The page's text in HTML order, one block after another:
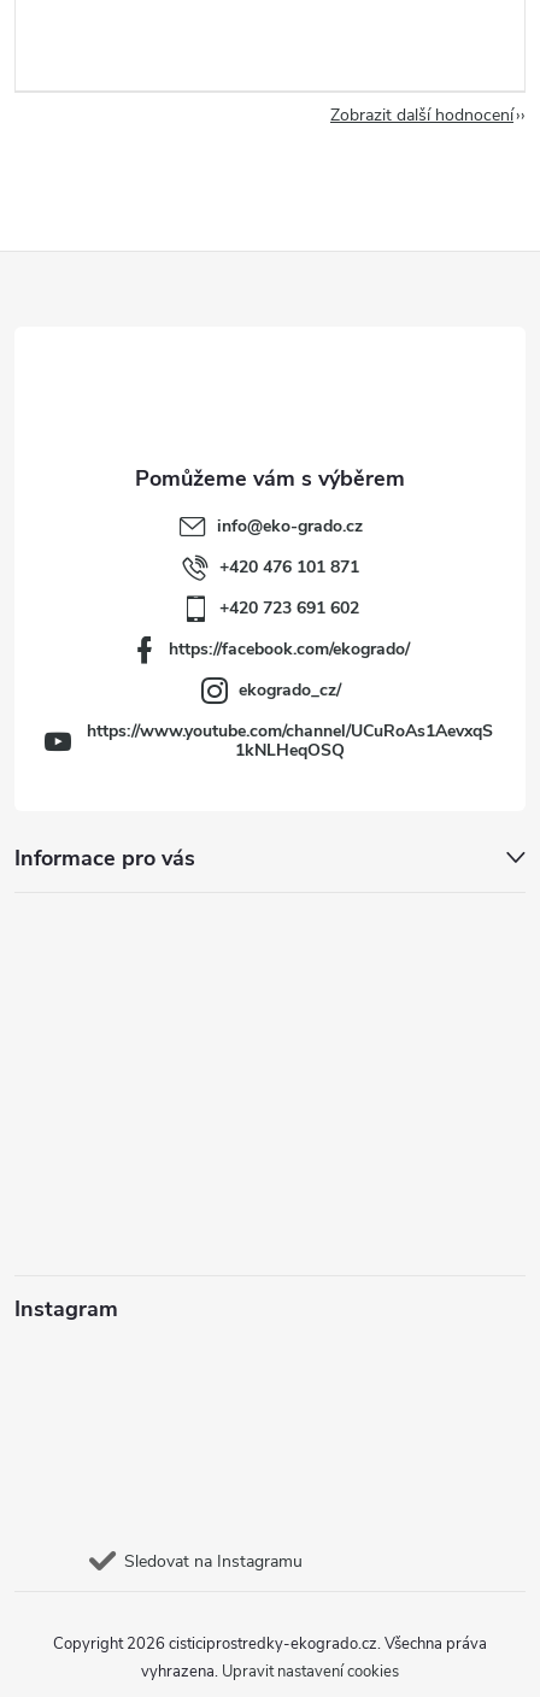
Zobrazit další hodnocení
Informace pro vás
info@eko-grado.cz
+420 476 101 871
+420 723 691 602
https://facebook.com/ekogrado/
ekogrado_cz/
https://www.youtube.com/channel/UCuRoAs1AevxqS
1kNLHeqOSQ
Instagram
Sledovat na Instagramu
Copyright 2026 cisticiprostredky-ekogrado.cz. Všechna práva
vyhrazena. Upravit nastavení cookies